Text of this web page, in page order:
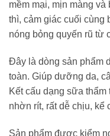
mềm mại, mịn màng
thì, cảm giác cuối cùng
nóng bỏng quyến rũ từ
Đây là dòng sản phẩm
toàn. Giúp dưỡng da,
Kết cấu dạng sữa
nhờn rít, rất dễ chịu, kể
Sản phẩm được kiểm